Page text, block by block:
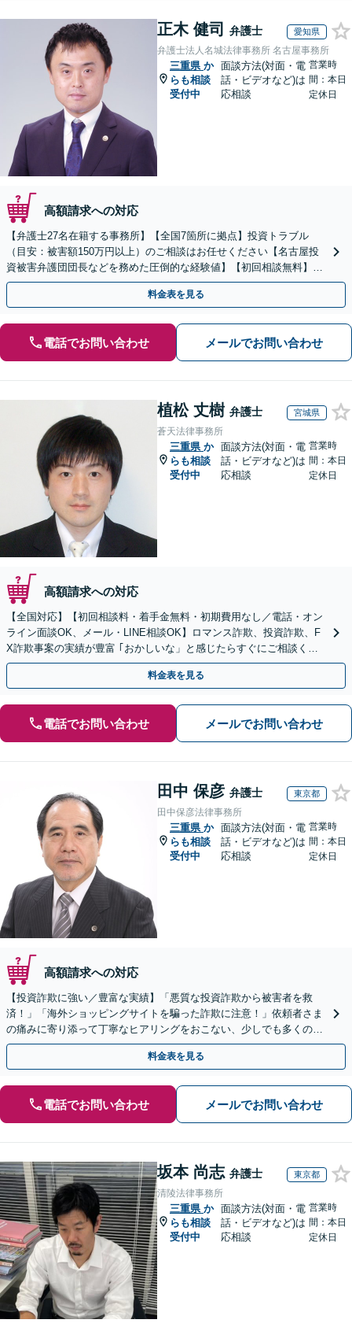
正木 健司 弁護士 愛知県
弁護士法人名城法律事務所 名古屋事務所
三重県 か
らも相談
受付中
面談方法(対面・電
話・ビデオなど)は
応相談
営業時
間：本日
定休日
高額請求への対応
【弁護士27名在籍する事務所】【全国7箇所に拠点】投資トラブル
（目安：被害額150万円以上）のご相談はお任せください【名古屋投
資被害弁護団団長などを務めた圧倒的な経験値】【初回相談無料】先
物取引、証券取引、仮想通貨、FX被害、マルチ商法など
料金表を見る
電話でお問い合わせ メールでお問い合わせ
植松 丈樹 弁護士 宮城県
蒼天法律事務所
三重県 か
らも相談
受付中
面談方法(対面・電
話・ビデオなど)は
応相談
営業時
間：本日
定休日
高額請求への対応
【全国対応】【初回相談料・着手金無料・初期費用なし／電話・オン
ライン面談OK、メール・LINE相談OK】ロマンス詐欺、投資詐欺、F
X詐欺事案の実績が豊富 ｢おかしいな」と感じたらすぐにご相談くだ
さい。
料金表を見る
電話でお問い合わせ メールでお問い合わせ
田中 保彦 弁護士 東京都
田中保彦法律事務所
三重県 か
らも相談
受付中
面談方法(対面・電
話・ビデオなど)は
応相談
営業時
間：本日
定休日
高額請求への対応
【投資詐欺に強い／豊富な実績】「悪質な投資詐欺から被害者を救
済！」「海外ショッピングサイトを騙った詐欺に注意！」依頼者さま
の痛みに寄り添って丁寧なヒアリングをおこない、少しでも多くの返
金が得られるよう尽力します！
料金表を見る
電話でお問い合わせ メールでお問い合わせ
坂本 尚志 弁護士 東京都
清陵法律事務所
三重県 か
らも相談
受付中
面談方法(対面・電
話・ビデオなど)は
応相談
営業時
間：本日
定休日